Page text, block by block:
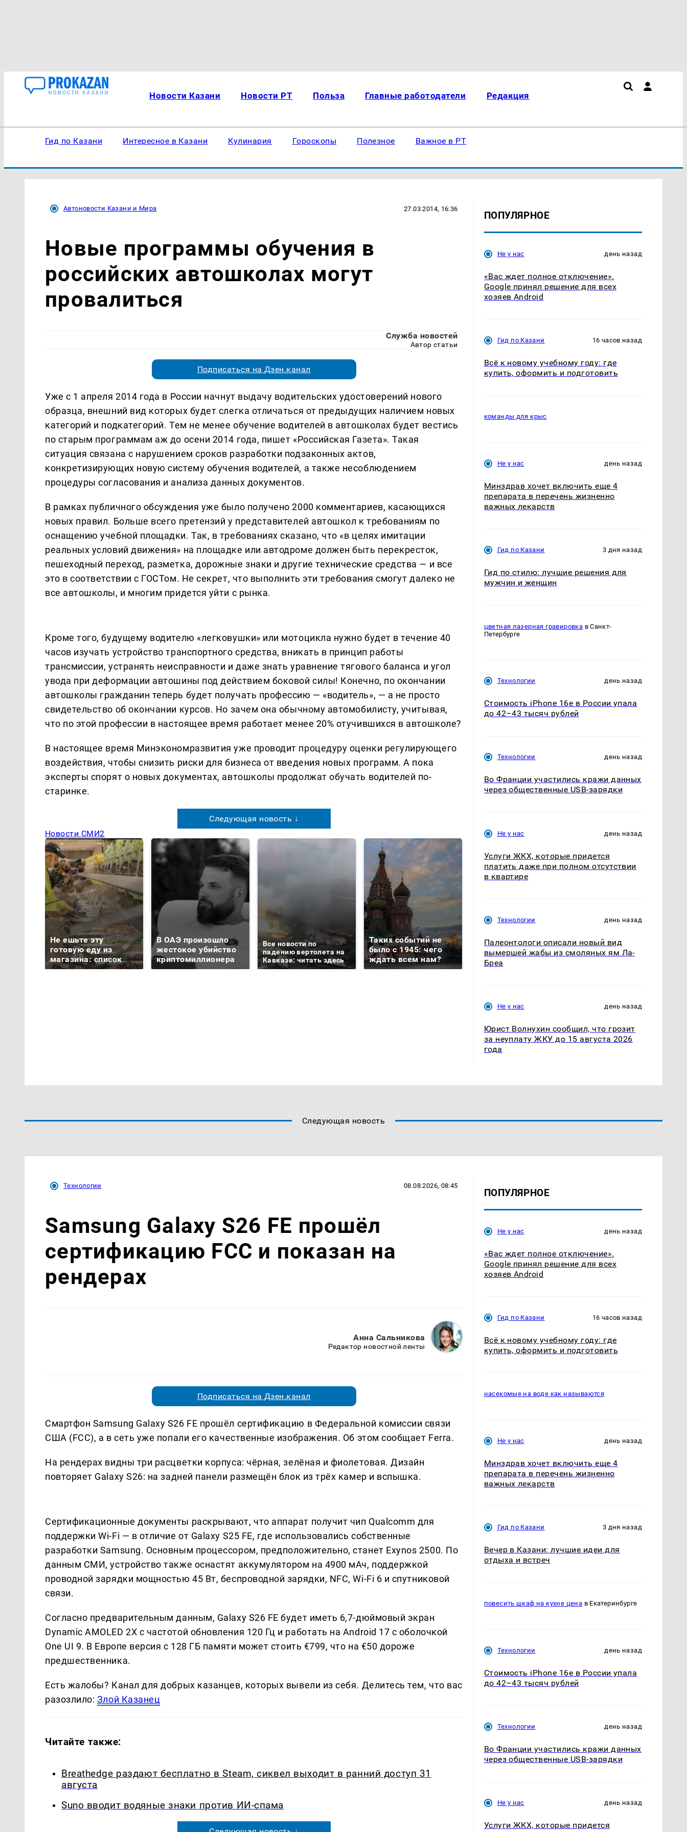
Новости Казани Новости РТ Польза Главные работодатели Редакция
Гид по Казани Интересное в Казани Кулинария Гороскопы Полезное Важное в РТ
Автоновости Казани и Мира 27.03.2014, 16:36
Новые программы обучения в
российских автошколах могут
провалиться
Служба новостей
Автор статьи
Подписаться на Дзен.канал
Уже с 1 апреля 2014 года в России начнут выдачу водительских удостоверений нового
образца, внешний вид которых будет слегка отличаться от предыдущих наличием новых
категорий и подкатегорий. Тем не менее обучение водителей в автошколах будет вестись
по старым программам аж до осени 2014 года, пишет «Российская Газета». Такая
ситуация связана с нарушением сроков разработки подзаконных актов,
конкретизирующих новую систему обучения водителей, а также несоблюдением
процедуры согласования и анализа данных документов.
В рамках публичного обсуждения уже было получено 2000 комментариев, касающихся
новых правил. Больше всего претензий у представителей автошкол к требованиям по
оснащению учебной площадки. Так, в требованиях сказано, что «в целях имитации
реальных условий движения» на площадке или автодроме должен быть перекресток,
пешеходный переход, разметка, дорожные знаки и другие технические средства — и все
это в соответствии с ГОСТом. Не секрет, что выполнить эти требования смогут далеко не
все автошколы, и многим придется уйти с рынка.
Кроме того, будущему водителю «легковушки» или мотоцикла нужно будет в течение 40
часов изучать устройство транспортного средства, вникать в принцип работы
трансмиссии, устранять неисправности и даже знать уравнение тягового баланса и угол
увода при деформации автошины под действием боковой силы! Конечно, по окончании
автошколы гражданин теперь будет получать профессию — «водитель», — а не просто
свидетельство об окончании курсов. Но зачем она обычному автомобилисту, учитывая,
что по этой профессии в настоящее время работает менее 20% отучившихся в автошколе?
В настоящее время Минэкономразвития уже проводит процедуру оценки регулирующего
воздействия, чтобы снизить риски для бизнеса от введения новых программ. А пока
эксперты спорят о новых документах, автошколы продолжат обучать водителей по-
старинке.
Следующая новость ↓
Новости СМИ2
Не ешьте эту
готовую еду из
магазина: список
В ОАЭ произошло
жестокое убийство
криптомиллионера
Все новости по
падению вертолета на
Кавказе: читать здесь
Таких событий не
было с 1945: чего
ждать всем нам?
В магазинах России
ажиотаж из-за этого
продукта: что купить?
полицейскую
машину напали и
подожгли.
ПОПУЛЯРНОЕ
Не у нас день назад
«Вас ждет полное отключение».
Google принял решение для всех
хозяев Android
Гид по Казани 16 часов назад
Всё к новому учебному году: где
купить, оформить и подготовить
команды для крыс
Не у нас день назад
Минздрав хочет включить еще 4
препарата в перечень жизненно
важных лекарств
Гид по Казани 3 дня назад
Гид по стилю: лучшие решения для
мужчин и женщин
цветная лазерная гравировка в Санкт-
Петербурге
Технологии день назад
Стоимость iPhone 16e в России упала
до 42–43 тысяч рублей
Технологии день назад
Во Франции участились кражи данных
через общественные USB-зарядки
Не у нас день назад
Услуги ЖКХ, которые придется
платить даже при полном отсутствии
в квартире
Технологии день назад
Палеонтологи описали новый вид
вымершей жабы из смоляных ям Ла-
Бреа
Не у нас день назад
Юрист Волнухин сообщил, что грозит
за неуплату ЖКУ до 15 августа 2026
года
Следующая новость
Технологии 08.08.2026, 08:45
Samsung Galaxy S26 FE прошёл
сертификацию FCC и показан на
рендерах
Анна Сальникова
Редактор новостной ленты
Подписаться на Дзен.канал
Смартфон Samsung Galaxy S26 FE прошёл сертификацию в Федеральной комиссии связи
США (FCC), а в сеть уже попали его качественные изображения. Об этом сообщает Ferra.
На рендерах видны три расцветки корпуса: чёрная, зелёная и фиолетовая. Дизайн
повторяет Galaxy S26: на задней панели размещён блок из трёх камер и вспышка.
Сертификационные документы раскрывают, что аппарат получит чип Qualcomm для
поддержки Wi-Fi — в отличие от Galaxy S25 FE, где использовались собственные
разработки Samsung. Основным процессором, предположительно, станет Exynos 2500. По
данным СМИ, устройство также оснастят аккумулятором на 4900 мАч, поддержкой
проводной зарядки мощностью 45 Вт, беспроводной зарядки, NFC, Wi-Fi 6 и спутниковой
связи.
Согласно предварительным данным, Galaxy S26 FE будет иметь 6,7-дюймовый экран
Dynamic AMOLED 2X с частотой обновления 120 Гц и работать на Android 17 с оболочкой
One UI 9. В Европе версия с 128 ГБ памяти может стоить €799, что на €50 дороже
предшественника.
Есть жалобы? Канал для добрых казанцев, которых вывели из себя. Делитеcь тем, что вас
разозлило: Злой Казанец
Читайте также:
Breathedge раздают бесплатно в Steam, сиквел выходит в ранний доступ 31
августа
Suno вводит водяные знаки против ИИ-спама
ПОПУЛЯРНОЕ
Не у нас день назад
«Вас ждет полное отключение».
Google принял решение для всех
хозяев Android
Гид по Казани 16 часов назад
Всё к новому учебному году: где
купить, оформить и подготовить
насекомые на воде как называются
Не у нас день назад
Минздрав хочет включить еще 4
препарата в перечень жизненно
важных лекарств
Гид по Казани 3 дня назад
Вечер в Казани: лучшие идеи для
отдыха и встреч
повесить шкаф на кухне цена в Екатеринбурге
Технологии день назад
Стоимость iPhone 16e в России упала
до 42–43 тысяч рублей
Технологии день назад
Во Франции участились кражи данных
через общественные USB-зарядки
Не у нас день назад
Услуги ЖКХ, которые придется